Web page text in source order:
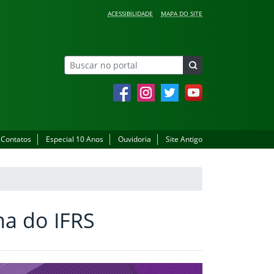
ACESSIBILIDADE MAPA DO SITE
FacebookInstagramTwitter YouTube
Contatos Especial 10 Anos Ouvidoria Site Antigo
do IFRS